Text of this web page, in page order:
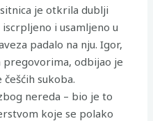
je otkrila dublji
i usamljeno u
padalo na nju. Igor,
odbijao je
sukoba.
nereda – bio je to
koje se polako